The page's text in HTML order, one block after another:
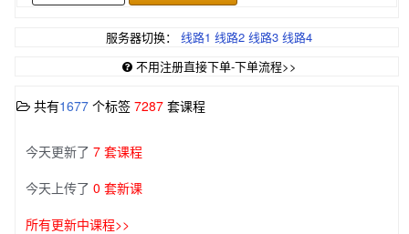
服务器切换： 线路1 线路2 线路3 线路4
不用注册直接下单-下单流程>>
共有1677 个标签 7287 套课程
今天更新了 7 套课程
今天上传了 0 套新课
所有更新中课程>>